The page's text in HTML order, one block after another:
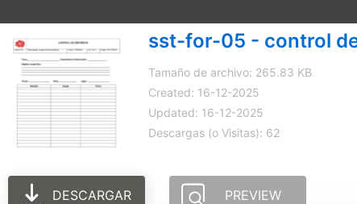
sst-for-05 - control
Tamaño de archivo: 265.83 KB
Created: 16-12-2025
Updated: 16-12-2025
Descargas (o Visitas): 62
DESCARGAR PREVIEW